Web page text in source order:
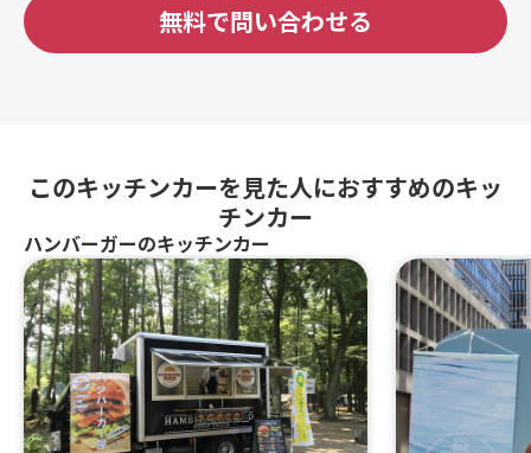
無料で問い合わせる
このキッチンカーを見た人におすすめのキッ
チンカー
ハンバーガーのキッチンカー